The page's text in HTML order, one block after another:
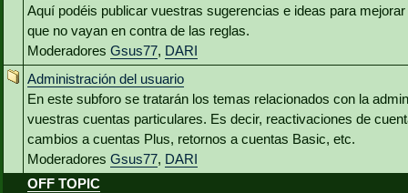
Aquí podéis publicar vuestras sugerencias e ideas para
que no vayan en contra de las reglas.
Moderadores Gsus77, DARI
Administración del usuario
En este subforo se tratarán los temas relacionados con la
vuestras cuentas particulares. Es decir, reactivaciones de
cambios a cuentas Plus, retornos a cuentas Basic, etc.
Moderadores Gsus77, DARI
OFF TOPIC